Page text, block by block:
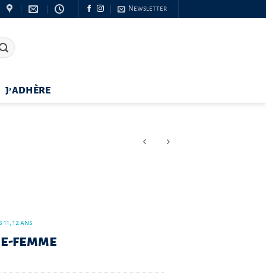
Newsletter
J’ADHÈRE
11, 12 ans
femme